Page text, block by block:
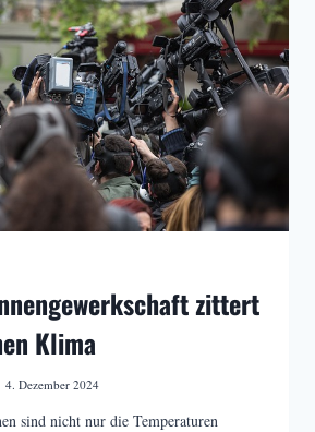
zittert
Klima
4. Dezember 2024
sind nicht nur die Temperaturen